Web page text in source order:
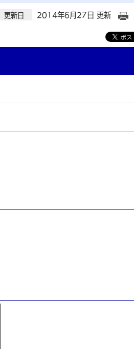
更新日 2014年6月27日 更新